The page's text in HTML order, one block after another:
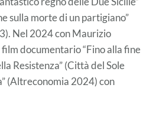
sulla morte di un partigiano”
Nel 2024 con Maurizio
documentario “Fino alla fine
Resistenza” (Città del Sole
(Altreconomia 2024) con